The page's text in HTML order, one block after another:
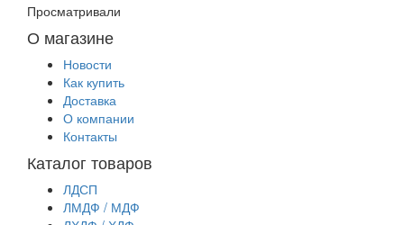
Просматривали
О магазине
Новости
Как купить
Доставка
О компании
Контакты
Каталог товаров
ЛДСП
ЛМДФ / МДФ